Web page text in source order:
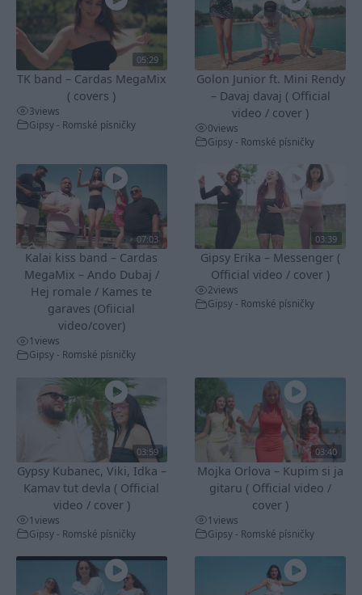
05:29
TK band – Cardas MegaMix
( covers )
3views
Gipsy - Romské písničky
Golon Junior ft. Mini Rendy
– Davaj davaj ( Official
video / cover )
0views
Gipsy - Romské písničky
07:03
Kalai kiss band – Cardas
MegaMix – Ando Dubaj /
Hej romale / Kames te
garaves (Ofiicial
video/cover)
1views
Gipsy - Romské písničky
03:39
Gipsy Erika – Messenger (
Official video / cover )
2views
Gipsy - Romské písničky
03:59
Gypsy Kubanec, Viki, Idka –
Kamav tut devla ( Official
video / cover )
1views
Gipsy - Romské písničky
03:40
Mojka Orlova – Kupim si ja
gitaru ( Official video /
cover )
1views
Gipsy - Romské písničky